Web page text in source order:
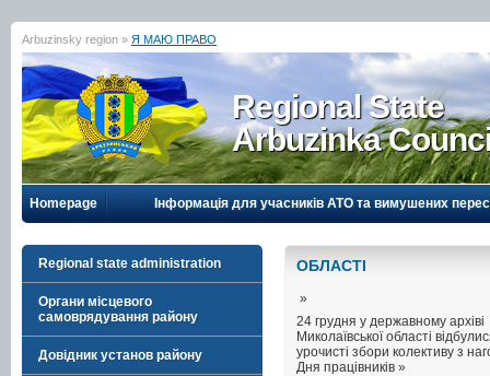
Arbuzinsky region » Я МАЮ ПРАВО
Regional State
Arbuzinka
Homepage Інформація для учасників АТО та вимушених
Regional state administration
Органи місцевого
самоврядування району
Довідник установ району
ОБЛАСТI
»
24 грудня у державному архіві
Миколаївської області
урочисті збори колективу з
Дня працівників »